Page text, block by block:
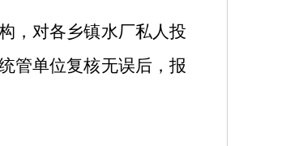
，对各乡镇水厂私人投
管单位复核无误后，报